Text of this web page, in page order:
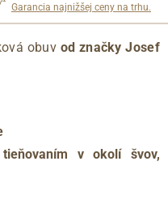
Garancia najnižšej ceny na trhu.
obuv od značky Josef
v okolí švov,